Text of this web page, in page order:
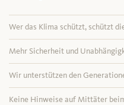
Wer das Klima schützt, schützt
Mehr Sicherheit und
Wir unterstützen den
Keine Hinweise auf Mittäter